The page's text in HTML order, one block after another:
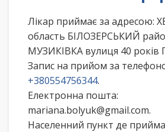
Лікар приймає за адресою:
область БІЛОЗЕРСЬКИЙ
МУЗИКІВКА вулиця 40 років
Запис на прийом за
+380554756344.
Електронна пошта:
mariana.bolyuk@gmail.com.
Населенний пункт де